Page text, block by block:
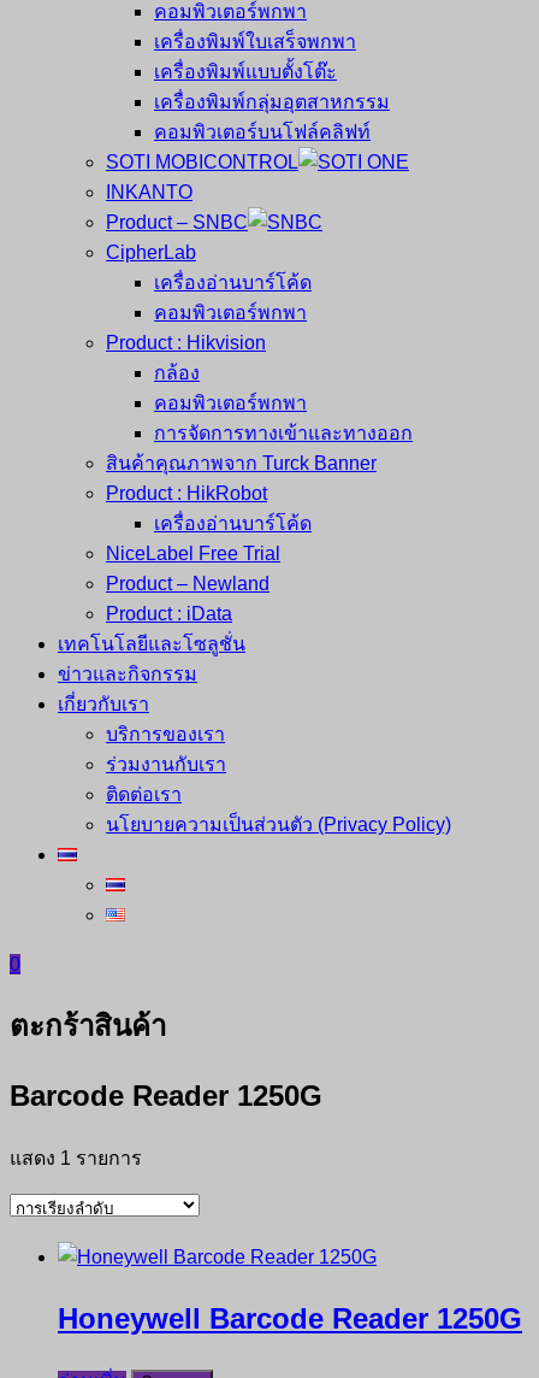
คอมพิวเตอร์พกพา
เครื่องพิมพ์ใบเสร็จพกพา
เครื่องพิมพ์แบบตั้งโต๊ะ
เครื่องพิมพ์กลุ่มอุตสาหกรรม
คอมพิวเตอร์บนโฟล์คลิฟท์
SOTI MOBICONTROL
INKANTO
Product – SNBC
CipherLab
เครื่องอ่านบาร์โค้ด
คอมพิวเตอร์พกพา
Product : Hikvision
กล้อง
คอมพิวเตอร์พกพา
การจัดการทางเข้าและทางออก
สินค้าคุณภาพจาก Turck Banner
Product : HikRobot
เครื่องอ่านบาร์โค้ด
NiceLabel Free Trial
Product – Newland
Product : iData
เทคโนโลยีและโซลูชั่น
ข่าวและกิจกรรม
เกี่ยวกับเรา
บริการของเรา
ร่วมงานกับเรา
ติดต่อเรา
นโยบายความเป็นส่วนตัว (Privacy Policy)
0
ตะกร้าสินค้า
Barcode Reader 1250G
แสดง 1 รายการ
Honeywell Barcode Reader 1250G